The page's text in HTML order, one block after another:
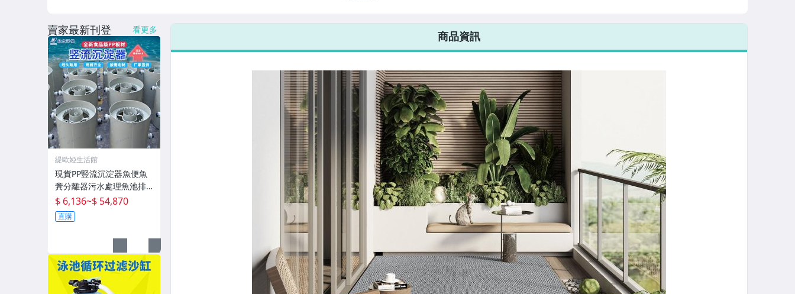
7-ELEVEN 運費只要38元
不限金額、筆數，筆筆優惠無限次！
商品資訊
賣家最新刊登 看更多
緹歐婭生活館
現貨PP豎流沉淀器魚便魚
糞分離器污水處理魚池排
污化水產殖設備
$ 6,136~$ 54,870
直購